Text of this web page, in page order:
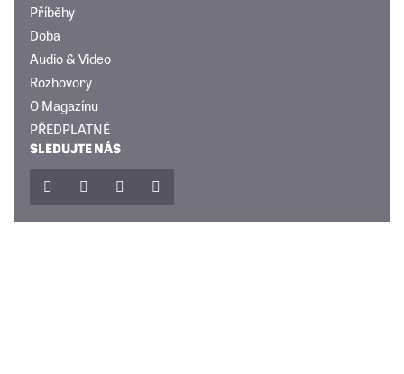
Příběhy
Doba
Audio & Video
Rozhovory
O Magazínu
PŘEDPLATNÉ
SLEDUJTE NÁS